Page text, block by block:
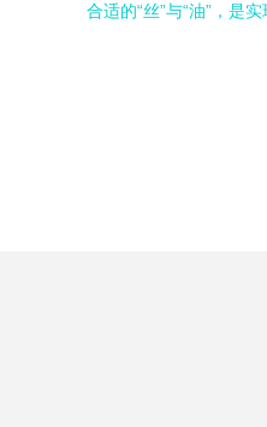
合适的“丝”与“油”，是